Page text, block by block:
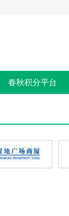
春秋积分平台